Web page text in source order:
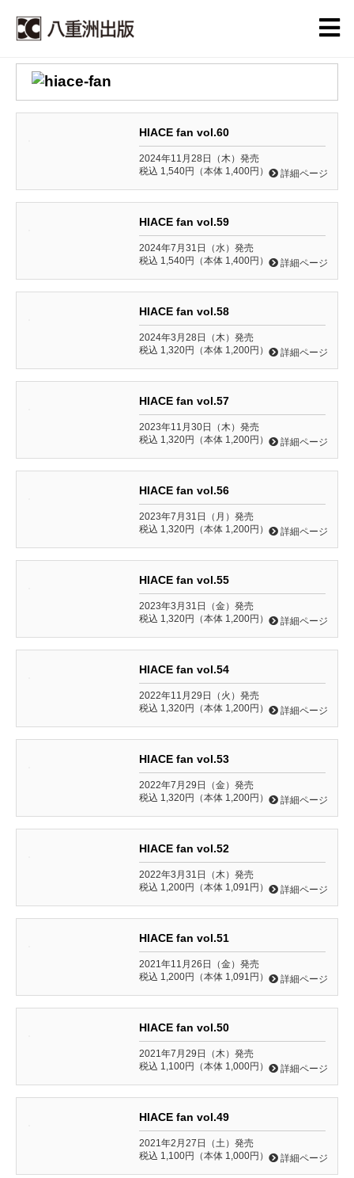
HIACE fan vol.60
2024年11月28日（木）発売
税込 1,540円（本体 1,400円）
詳細ページ
HIACE fan vol.59
2024年7月31日（水）発売
税込 1,540円（本体 1,400円）
詳細ページ
HIACE fan vol.58
2024年3月28日（木）発売
税込 1,320円（本体 1,200円）
詳細ページ
HIACE fan vol.57
2023年11月30日（木）発売
税込 1,320円（本体 1,200円）
詳細ページ
HIACE fan vol.56
2023年7月31日（月）発売
税込 1,320円（本体 1,200円）
詳細ページ
HIACE fan vol.55
2023年3月31日（金）発売
税込 1,320円（本体 1,200円）
詳細ページ
HIACE fan vol.54
2022年11月29日（火）発売
税込 1,320円（本体 1,200円）
詳細ページ
HIACE fan vol.53
2022年7月29日（金）発売
税込 1,320円（本体 1,200円）
詳細ページ
HIACE fan vol.52
2022年3月31日（木）発売
税込 1,200円（本体 1,091円）
詳細ページ
HIACE fan vol.51
2021年11月26日（金）発売
税込 1,200円（本体 1,091円）
詳細ページ
HIACE fan vol.50
2021年7月29日（木）発売
税込 1,100円（本体 1,000円）
詳細ページ
HIACE fan vol.49
2021年2月27日（土）発売
税込 1,100円（本体 1,000円）
詳細ページ